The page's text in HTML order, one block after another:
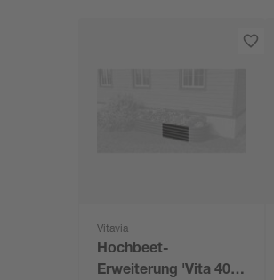
Vitavia
Hochbeet-
Erweiterung 'Vita 401